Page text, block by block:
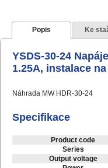
Popis Ke
YSDS-30-24
1.25A, instalace
Náhrada MW HDR-30-24
Specifikace
Product code
Series
Output voltage